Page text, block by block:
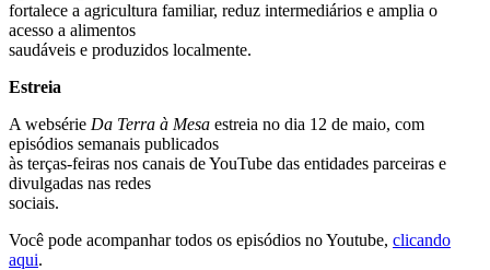
fortalece a agricultura familiar, reduz intermediários e amplia o
acesso a alimentos
saudáveis e produzidos localmente.
Estreia
A websérie Da Terra à Mesa estreia no dia 12 de maio, com
episódios semanais publicados
às terças-feiras nos canais de YouTube das entidades parceiras e
divulgadas nas redes
sociais.
Você pode acompanhar todos os episódios no Youtube, clicando
aqui.